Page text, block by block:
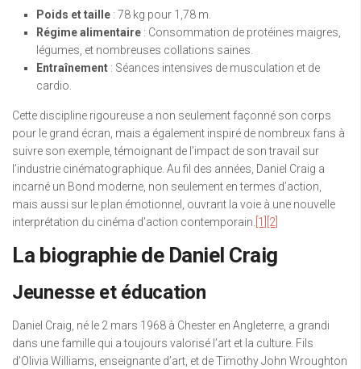
Poids et taille : 78 kg pour 1,78 m.
Régime alimentaire : Consommation de protéines maigres,
légumes, et nombreuses collations saines.
Entraînement : Séances intensives de musculation et de
cardio.
Cette discipline rigoureuse a non seulement façonné son corps
pour le grand écran, mais a également inspiré de nombreux fans à
suivre son exemple, témoignant de l’impact de son travail sur
l’industrie cinématographique. Au fil des années, Daniel Craig a
incarné un Bond moderne, non seulement en termes d’action,
mais aussi sur le plan émotionnel, ouvrant la voie à une nouvelle
interprétation du cinéma d’action contemporain. [1] [2]
La biographie de Daniel Craig
Jeunesse et éducation
Daniel Craig, né le 2 mars 1968 à Chester en Angleterre, a grandi
dans une famille qui a toujours valorisé l’art et la culture. Fils
d’Olivia Williams, enseignante d’art, et de Timothy John Wroughton